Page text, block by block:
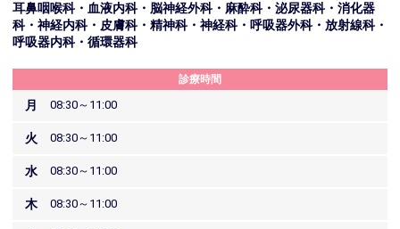
耳鼻咽喉科・血液内科・脳神経外科・麻酔科・泌尿器科・消化器
科・神経内科・皮膚科・精神科・神経科・呼吸器外科・放射線科・
呼吸器内科・循環器科
診療時間
月 08:30～11:00
火 08:30～11:00
水 08:30～11:00
木 08:30～11:00